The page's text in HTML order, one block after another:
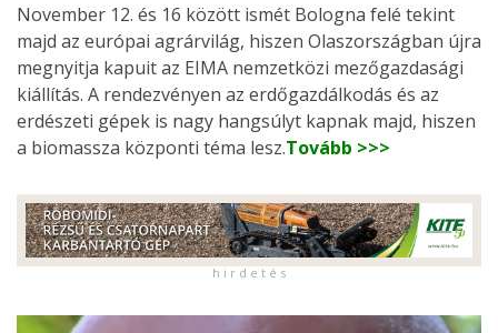
November 12. és 16 között ismét Bologna felé tekint
majd az európai agrárvilág, hiszen Olaszországban újra
megnyitja kapuit az EIMA nemzetközi mezőgazdasági
kiállítás. A rendezvényen az erdőgazdálkodás és az
erdészeti gépek is nagy hangsúlyt kapnak majd, hiszen
a biomassza központi téma lesz.Tovább >>>
h i r d e t é s